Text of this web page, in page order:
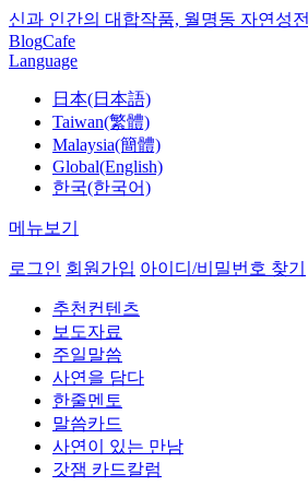
신과 인간의 대합작품, 월명동 자연성전
BlogCafe
Language
日本(日本語)
Taiwan(繁體)
Malaysia(簡體)
Global(English)
한국(한국어)
메뉴보기
로그인 회원가입 아이디/비밀번호 찾기
추천컨텐츠
보도자료
주일말씀
사연을 담다
한줄멘토
말씀카드
사연이 있는 만남
갓잼 카드칼럼